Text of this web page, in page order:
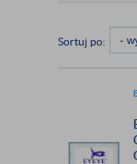
Sortuj po: